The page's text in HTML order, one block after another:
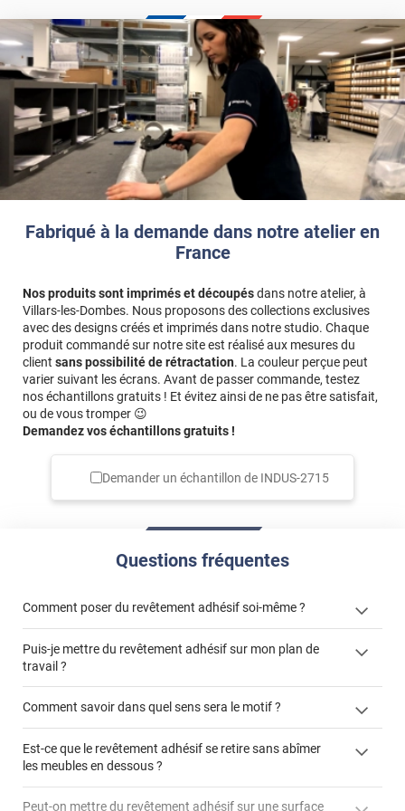
Fabriqué à la demande dans notre atelier en
France
Nos produits sont imprimés et découpésdans notre atelier, à
Villars-les-Dombes. Nous proposons des collections exclusives
avec des designs créés et imprimés dans notre studio. Chaque
produit commandé sur notre site est réalisé aux mesures du
client sans possibilité de rétractation. La couleur perçue peut
varier suivant les écrans. Avant de passer commande, testez
nos échantillons gratuits ! Et évitez ainsi de ne pas être satisfait,
ou de vous tromper 😉
Demandez vos échantillons gratuits !
Demander un échantillon de INDUS-2715
Questions fréquentes
Comment poser du revêtement adhésif soi-même ?
« Comment poser un revêtement adhésif ? »
Puis-je mettre du revêtement adhésif sur mon plan de
travail ?
"Peut-on installer du
Comment savoir dans quel sens sera le motif ?
Est-ce que le revêtement adhésif se retire sans abîmer
les meubles en dessous ?
Peut-on mettre du revêtement adhésif sur une surface